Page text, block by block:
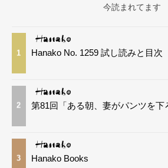
今読まれてます
1 Hanako No. 1259 試し読みと目次
2 第81回「ある朝、妻がパンツを下
3 Hanako Books